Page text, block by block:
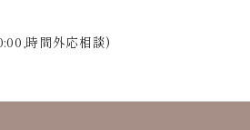
時間外応相談)